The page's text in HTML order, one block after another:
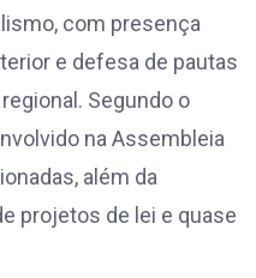
com presença
e defesa de pautas
Segundo o
na Assembleia
além da
projetos de lei e quase